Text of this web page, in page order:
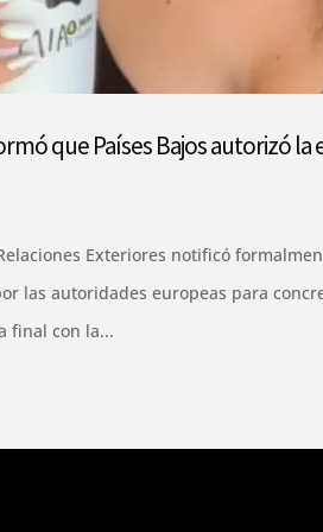
que Países Bajos autorizó la
Exteriores notificó
las autoridades europeas para
final con la...